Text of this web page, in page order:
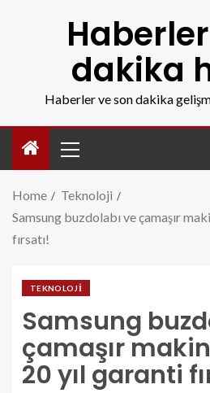
dakika
Haberler ve son dakika
Home
Teknoloji
Samsung buzdolabı ve çamaşır
fırsatı!
TEKNOLOJI
Samsung
çamaşır
20 yıl garanti